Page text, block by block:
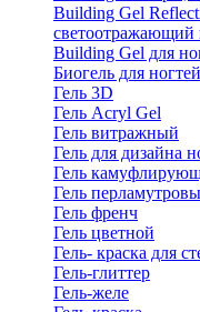
Building Gel
светоотражающий
Building Gel для
Биогель для ногтей
Гель 3D
Гель Acryl Gel
Гель витражный
Гель для дизайна
Гель
Гель
Гель френч
Гель цветной
Гель- краска для
Гель-глиттер
Гель-желе